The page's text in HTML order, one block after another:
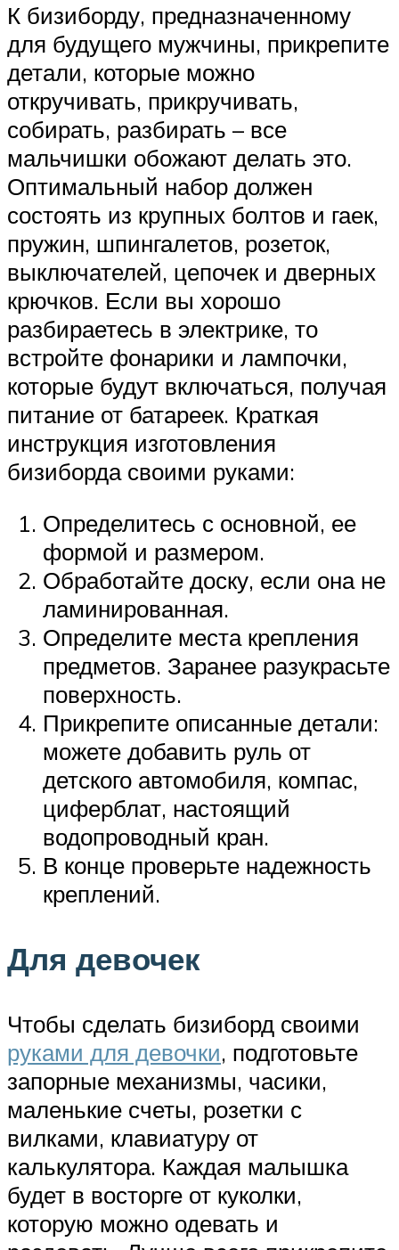
К бизиборду, предназначенному
для будущего мужчины, прикрепите
детали, которые можно
откручивать, прикручивать,
собирать, разбирать – все
мальчишки обожают делать это.
Оптимальный набор должен
состоять из крупных болтов и гаек,
пружин, шпингалетов, розеток,
выключателей, цепочек и дверных
крючков. Если вы хорошо
разбираетесь в электрике, то
встройте фонарики и лампочки,
которые будут включаться, получая
питание от батареек. Краткая
инструкция изготовления
бизиборда своими руками:
Определитесь с основной, ее
формой и размером.
Обработайте доску, если она не
ламинированная.
Определите места крепления
предметов. Заранее разукрасьте
поверхность.
Прикрепите описанные детали:
можете добавить руль от
детского автомобиля, компас,
циферблат, настоящий
водопроводный кран.
В конце проверьте надежность
креплений.
Для девочек
Чтобы сделать бизиборд своими
руками для девочки, подготовьте
запорные механизмы, часики,
маленькие счеты, розетки с
вилками, клавиатуру от
калькулятора. Каждая малышка
будет в восторге от куколки,
которую можно одевать и